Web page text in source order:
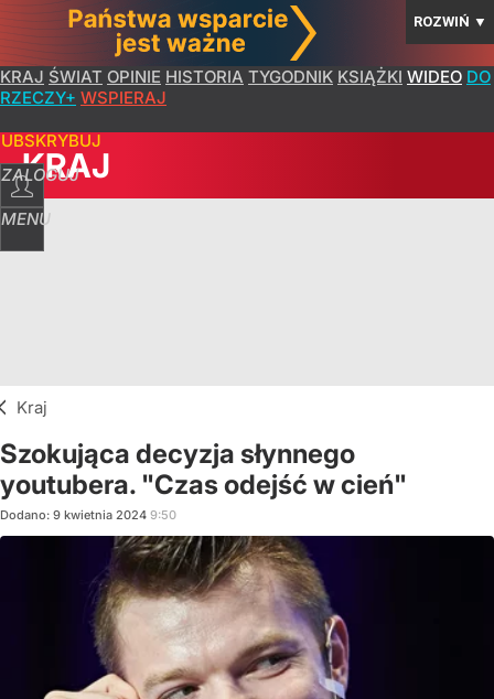
ROZWIŃ ▼
KRAJ ŚWIAT OPINIE HISTORIA TYGODNIK KSIĄŻKI WIDEO DO
RZECZY+ WSPIERAJ
ZALOGUJ
MENU
KRAJ
Kraj
Szokująca decyzja słynnego
youtubera. "Czas odejść w cień"
Dodano: 9 kwietnia 2024 9:50